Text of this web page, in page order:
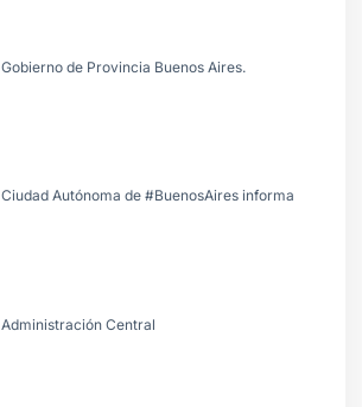
Gobierno de Provincia Buenos Aires.
Ciudad Autónoma de #BuenosAires informa
Administración Central